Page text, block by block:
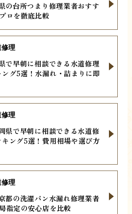
の台所つまり修理業者おすす
ロを徹底比較
で早朝に相談できる水道修理
グ5選！水漏れ・詰まりに即
修理
県で早朝に相談できる水道修
ング5選！費用相場や選び方
修理
都の洗濯パン水漏れ修理業者
指定の安心店を比較
修理